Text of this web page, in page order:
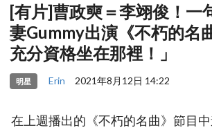
[有片]曹政奭＝李翊俊！一
妻Gummy出演《不朽的名
充分資格坐在那裡！」
明星 Erin 2021年8月12日 14:22
在上週播出的《不朽的名曲》節目